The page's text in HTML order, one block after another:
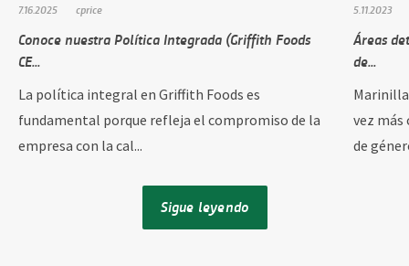
7.16.2025 cprice
Conoce nuestra Política Integrada (Griffith Foods
CE...
La política integral en Griffith Foods es
fundamental porque refleja el compromiso de la
empresa con la cal...
5.11.2023
Áreas
de...
vez más
de
Sigue leyendo